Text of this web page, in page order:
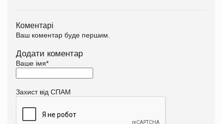
Коментарі
Ваш коментар буде першим.
Додати коментар
Ваше імя*
Захист від СПАМ